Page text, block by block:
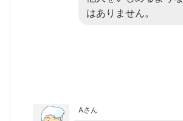
はありません。
Aさん